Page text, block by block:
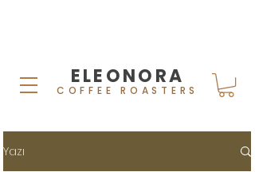
ELEONORA
COFFEE ROASTERS
Yazı